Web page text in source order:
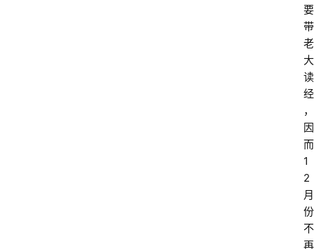
要
带
老
大
读
经
，
因
而
1
2
月
份
不
再